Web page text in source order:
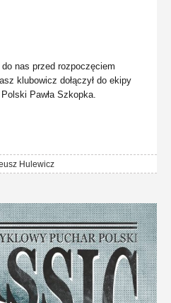
nas przed rozpoczęciem
klubowicz dołączył do ekipy
Pawła Szkopka.
Hulewicz